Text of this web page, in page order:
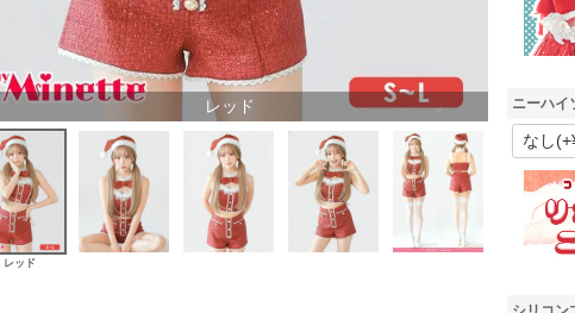
レッド
レッド
ニーハイ